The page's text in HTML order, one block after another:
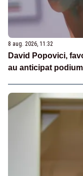
8 aug. 2026, 11:32
David Popovici,
au anticipat